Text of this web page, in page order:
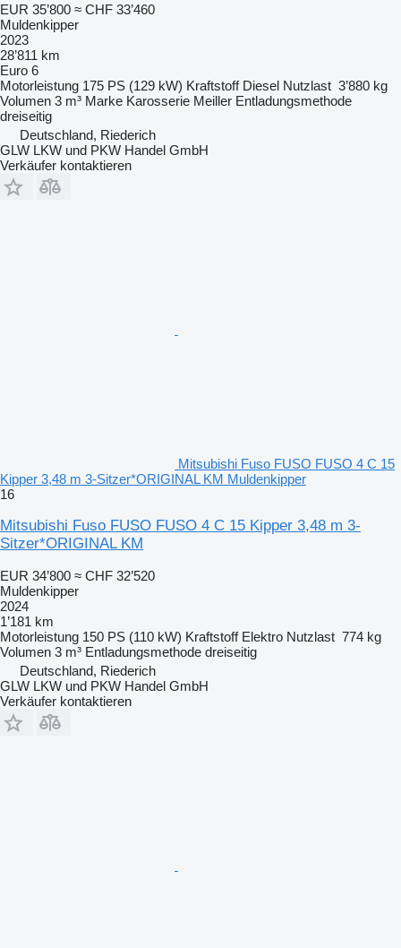
EUR 35’800 ≈ CHF 33’460
Muldenkipper
2023
28’811 km
Euro 6
Motorleistung 175 PS (129 kW) Kraftstoff Diesel Nutzlast 3’880 kg
Volumen 3 m³ Marke Karosserie Meiller Entladungsmethode
dreiseitig
Deutschland, Riederich
GLW LKW und PKW Handel GmbH
Verkäufer kontaktieren
Mitsubishi Fuso FUSO FUSO 4 C 15
Kipper 3,48 m 3-Sitzer*ORIGINAL KM Muldenkipper
16
Mitsubishi Fuso FUSO FUSO 4 C 15 Kipper 3,48 m 3-
Sitzer*ORIGINAL KM
EUR 34’800 ≈ CHF 32’520
Muldenkipper
2024
1’181 km
Motorleistung 150 PS (110 kW) Kraftstoff Elektro Nutzlast 774 kg
Volumen 3 m³ Entladungsmethode dreiseitig
Deutschland, Riederich
GLW LKW und PKW Handel GmbH
Verkäufer kontaktieren